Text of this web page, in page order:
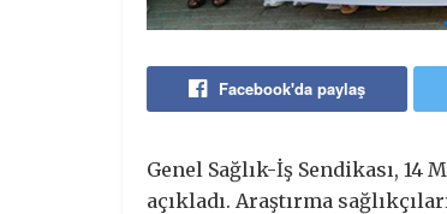
Facebook'da paylaş
Genel Sağlık-İş Sendikası, 14
açıkladı. Araştırma